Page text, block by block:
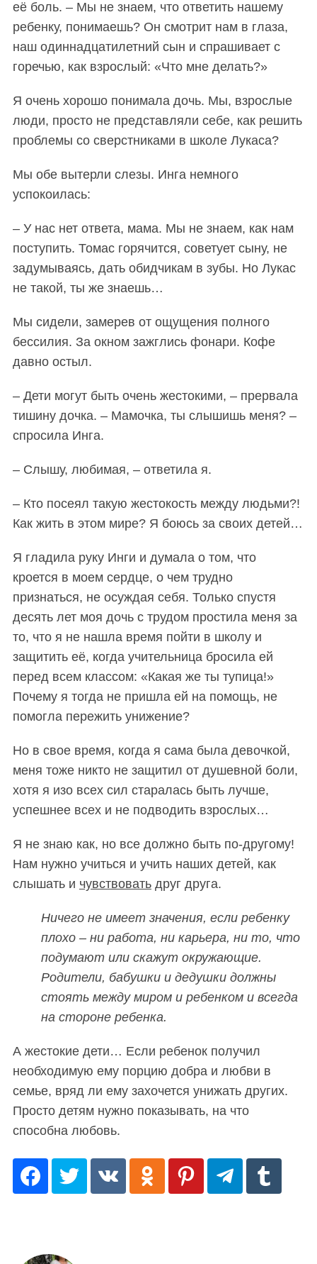
её боль. – Мы не знаем, что ответить нашему
ребенку, понимаешь? Он смотрит нам в глаза,
наш одиннадцатилетний сын и спрашивает с
горечью, как взрослый: «Что мне делать?»
Я очень хорошо понимала дочь. Мы, взрослые
люди, просто не представляли себе, как решить
проблемы со сверстниками в школе Лукаса?
Мы обе вытерли слезы. Инга немного
успокоилась:
– У нас нет ответа, мама. Мы не знаем, как нам
поступить. Томас горячится, советует сыну, не
задумываясь, дать обидчикам в зубы. Но Лукас
не такой, ты же знаешь…
Мы сидели, замерев от ощущения полного
бессилия. За окном зажглись фонари. Кофе
давно остыл.
– Дети могут быть очень жестокими, – прервала
тишину дочка. – Мамочка, ты слышишь меня? –
спросила Инга.
– Слышу, любимая, – ответила я.
– Кто посеял такую жестокость между людьми?!
Как жить в этом мире? Я боюсь за своих детей…
Я гладила руку Инги и думала о том, что
кроется в моем сердце, о чем трудно
признаться, не осуждая себя. Только спустя
десять лет моя дочь с трудом простила меня за
то, что я не нашла время пойти в школу и
защитить её, когда учительница бросила ей
перед всем классом: «Какая же ты тупица!»
Почему я тогда не пришла ей на помощь, не
помогла пережить унижение?
Но в свое время, когда я сама была девочкой,
меня тоже никто не защитил от душевной боли,
хотя я изо всех сил старалась быть лучше,
успешнее всех и не подводить взрослых…
Я не знаю как, но все должно быть по-другому!
Нам нужно учиться и учить наших детей, как
слышать и чувствоватьдруг друга.
Ничего не имеет значения, если ребенку
плохо – ни работа, ни карьера, ни то, что
подумают или скажут окружающие.
Родители, бабушки и дедушки должны
стоять между миром и ребенком и всегда
на стороне ребенка.
А жестокие дети… Если ребенок получил
необходимую ему порцию добра и любви в
семье, вряд ли ему захочется унижать других.
Просто детям нужно показывать, на что
способна любовь.
e
a
r
h
o
r
: